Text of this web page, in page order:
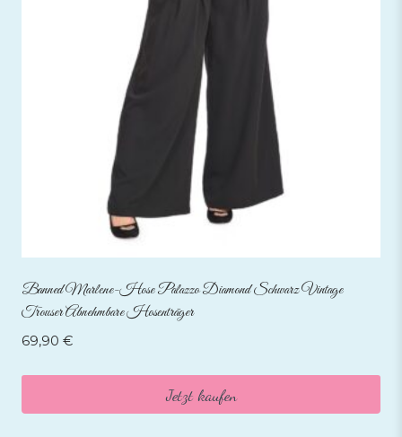
Banned Marlene-Hose Palazzo Diamond Schwarz Vintage
Trouser Abnehmbare Hosenträger
69,90 €
Jetzt kaufen